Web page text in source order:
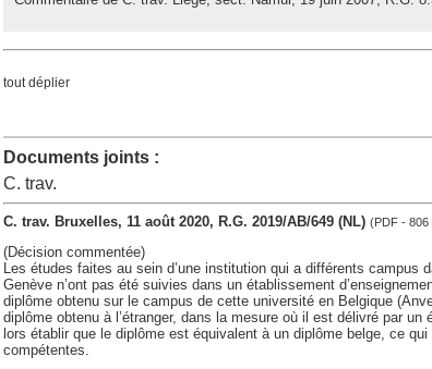
tout déplier
Documents joints :
C. trav.
C. trav. Bruxelles, 11 août 2020, R.G. 2019/AB/649 (NL) (PDF - 806
(Décision commentée)
Les études faites au sein d’une institution qui a différents campus
Genève n’ont pas été suivies dans un établissement
diplôme obtenu sur le campus de cette université en Belgique
diplôme obtenu à l’étranger, dans la mesure où il est délivré par
lors établir que le diplôme est équivalent à un diplôme belge, ce
compétentes.